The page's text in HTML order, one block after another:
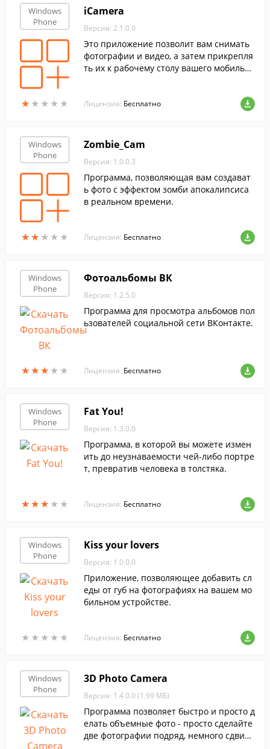
Windows
Phone
★ ★ ★ ★ ★
★ ★ ★ ★ ★
iCamera
Версия: 2.1.0.0
Это приложение позволит вам снимать
фотографии и видео, а затем прикрепля
ть их к рабочему столу вашего мобильно
Лицензия: Бесплатно
Windows
Phone
★★ ★ ★ ★
★★ ★ ★ ★
Zombie_Cam
Версия: 1.0.0.3
Программа, позволяющая вам создават
ь фото с эффектом зомби апокалипсиса
в реальном времени.
Лицензия: Бесплатно
Windows
Phone
★★★ ★ ★
★★★ ★ ★
Фотоальбомы ВК
Версия: 1.2.5.0
Программа для просмотра альбомов пол
ьзователей социальной сети ВКонтакте.
Лицензия: Бесплатно
Windows
Phone
★★★ ★ ★
★★★ ★ ★
Fat You!
Версия: 1.3.0.0
Программа, в которой вы можете измен
ить до неузнаваемости чей-либо портре
т, превратив человека в толстяка.
Лицензия: Бесплатно
Windows
Phone
★ ★ ★ ★ ★
★ ★ ★ ★ ★
Kiss your lovers
Версия: 1.0.0.0
Приложение, позволяющее добавить сл
еды от губ на фотографиях на вашем мо
бильном устройстве.
Лицензия: Бесплатно
Windows
Phone
3D Photo Camera
Версия: 1.4.0.0 (1.99 МБ)
Программа позволяет быстро и просто д
елать объемные фото - просто сделайте
две фотографии подряд, немного сдвину